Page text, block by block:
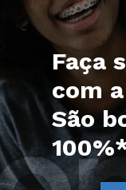
Faça
com
São